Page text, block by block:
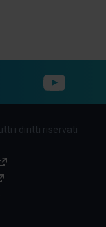
i diritti riservati